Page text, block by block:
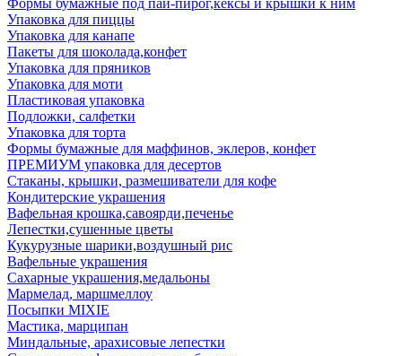
Формы бумажные под пай-пирог,кексы и крышки к ним
Упаковка для пиццы
Упаковка для канапе
Пакеты для шоколада,конфет
Упаковка для пряников
Упаковка для моти
Пластиковая упаковка
Подложки, салфетки
Упаковка для торта
Формы бумажные для маффинов, эклеров, конфет
ПРЕМИУМ упаковка для десертов
Стаканы, крышки, размешиватели для кофе
Кондитерские украшения
Вафельная крошка,савоярди,печенье
Лепестки,сушенные цветы
Кукурузные шарики,воздушный рис
Вафельные украшения
Сахарные украшения,медальоны
Мармелад, маршмеллоу
Посыпки MIXIE
Мастика, марципан
Миндальные, арахисовые лепестки